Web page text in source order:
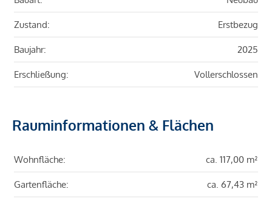
Zustand: Erstbezug
Baujahr: 2025
Erschließung: Vollerschlossen
Rauminformationen & Flächen
Wohnfläche: ca. 117,00 m²
Gartenfläche: ca. 67,43 m²